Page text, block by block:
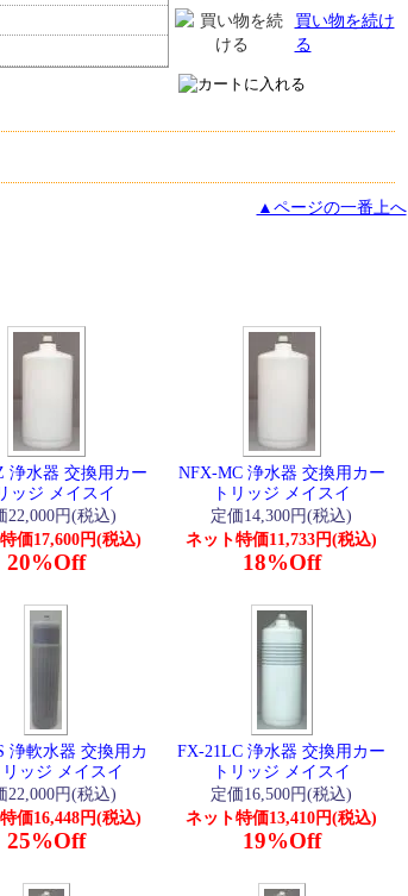
買い物を続け
る
▲ページの一番上へ
浄水器 交換用カー
ッジ メイスイ
22,000円(税込)
価17,600円(税込)
20%Off
NFX-MC 浄水器 交換用カー
トリッジ メイスイ
定価14,300円(税込)
ネット特価11,733円(税込)
18%Off
浄軟水器 交換用カ
ッジ メイスイ
22,000円(税込)
価16,448円(税込)
25%Off
FX-21LC 浄水器 交換用カー
トリッジ メイスイ
定価16,500円(税込)
ネット特価13,410円(税込)
19%Off